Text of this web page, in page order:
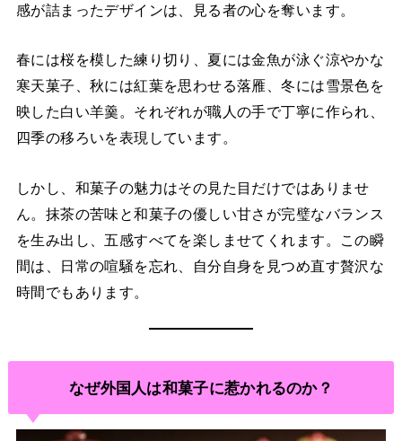
感が詰まったデザインは、見る者の心を奪います。
春には桜を模した練り切り、夏には金魚が泳ぐ涼やかな
寒天菓子、秋には紅葉を思わせる落雁、冬には雪景色を
映した白い羊羹。それぞれが職人の手で丁寧に作られ、
四季の移ろいを表現しています。
しかし、和菓子の魅力はその見た目だけではありませ
ん。抹茶の苦味と和菓子の優しい甘さが完璧なバランス
を生み出し、五感すべてを楽しませてくれます。この瞬
間は、日常の喧騒を忘れ、自分自身を見つめ直す贅沢な
時間でもあります。
なぜ外国人は和菓子に惹かれるのか？